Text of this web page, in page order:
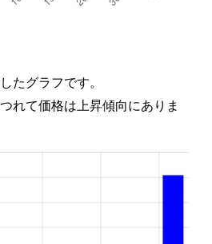
たグラフです。
れて価格は上昇傾向にありま